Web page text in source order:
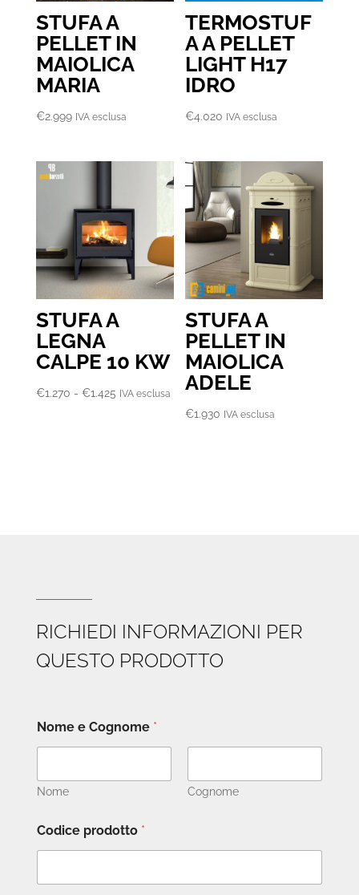
STUFA A
PELLET IN
MAIOLICA
MARIA
€2.999 IVA esclusa
TERMOSTUF
A A PELLET
LIGHT H17
IDRO
€4.020 IVA esclusa
STUFA A
LEGNA
CALPE 10 KW
€1.270 - €1.425Fascia
IVA esclusa
STUFA A
PELLET IN
MAIOLICA
ADELE
€1.930 IVA esclusa
RICHIEDI INFORMAZIONI PER
QUESTO PRODOTTO
Nome e Cognome *
Nome Cognome
Codice prodotto *